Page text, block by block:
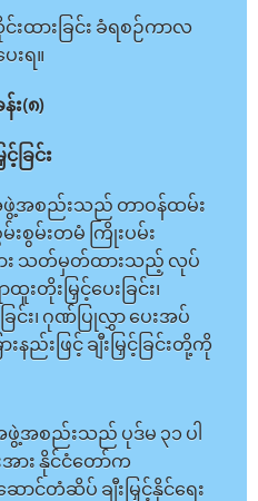
ထားခြင်း ခံရစဉ်ကာလ
းရ။
း(၈)
င့်ခြင်း
ဖွဲ့အစည်းသည် တာဝန်ထမ်း
းစွမ်းတမံ ကြိုးပမ်း
ား သတ်မှတ်ထားသည့် လုပ်
တိုးမြှင့်ပေးခြင်း၊
ြင်း၊ ဂုဏ်ပြုလွှာ ပေးအပ်
ားနည်းဖြင့် ချီးမြှင့်ခြင်းတို့ကို
အစည်းသည် ပုဒ်မ ၃၁ ပါ
အား နိုင်ငံတော်က
င်တံဆိပ် ချီးမြှင့်နိုင်ရေး